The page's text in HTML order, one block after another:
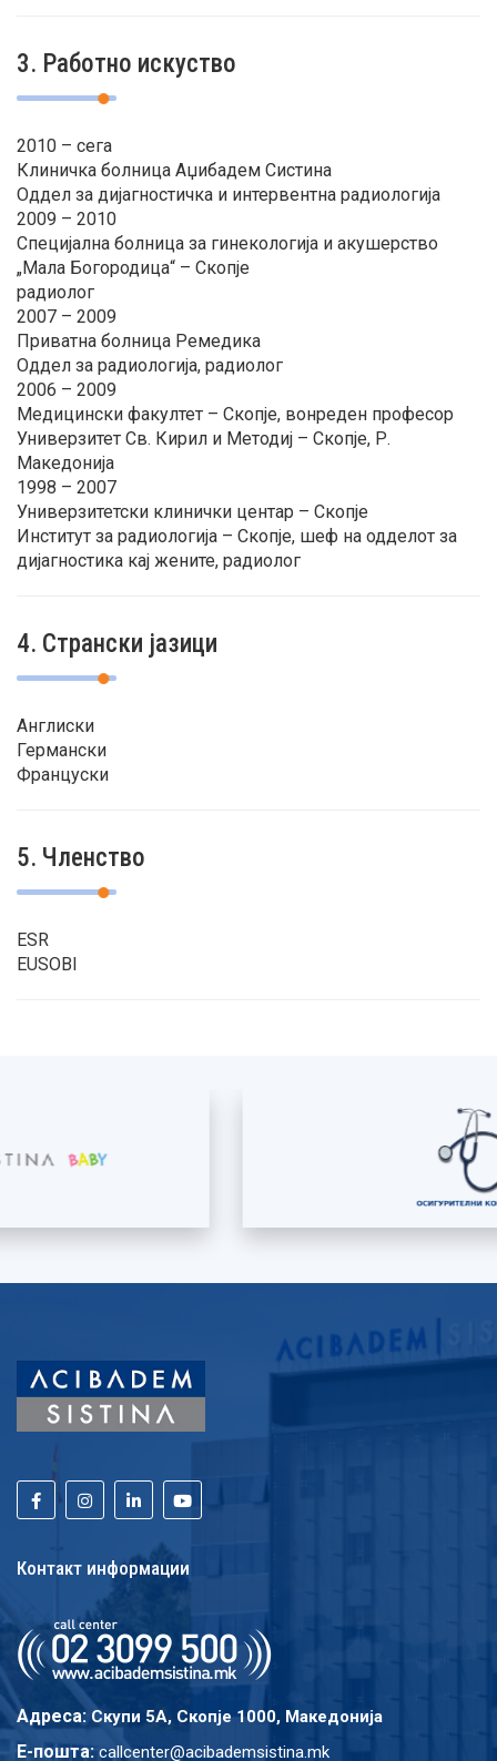
3. Работно искуство
2010 – сега
Клиничка болница Аџибадем Систина
Оддел за дијагностичка и интервентна радиологија
2009 – 2010
Специјална болница за гинекологија и акушерство
„Мала Богородица“ – Скопје
радиолог
2007 – 2009
Приватна болница Ремедика
Оддел за радиологија, радиолог
2006 – 2009
Медицински факултет – Скопје, вонреден професор
Универзитет Св. Кирил и Методиј – Скопје, Р.
Македонија
1998 – 2007
Универзитетски клинички центар – Скопје
Институт за радиологија – Скопје, шеф на одделот за
дијагностика кај жените, радиолог
4. Странски јазици
Англиски
Германски
Француски
5. Членство
ESR
EUSOBI
Контакт информации
Адреса: Скупи 5A, Скопје 1000, Македонија
E-пошта: callcenter@acibademsistina.mk